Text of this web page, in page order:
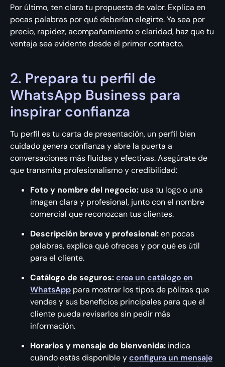
Por último, ten clara tu propuesta de valor. Explica en
pocas palabras por qué deberían elegirte. Ya sea por
precio, rapidez, acompañamiento o claridad, haz que tu
ventaja sea evidente desde el primer contacto.
2. Prepara tu perfil de
WhatsApp Business para
inspirar confianza
Tu perfil es tu carta de presentación, un perfil bien
cuidado genera confianza y abre la puerta a
conversaciones más fluidas y efectivas. Asegúrate de
que transmita profesionalismo y credibilidad:
Foto y nombre del negocio: usa tu logo o una
imagen clara y profesional, junto con el nombre
comercial que reconozcan tus clientes.
Descripción breve y profesional:en pocas
palabras, explica qué ofreces y por qué es útil
para el cliente.
Catálogo de seguros:crea un catálogo en
WhatsApp para mostrar los tipos de pólizas que
vendes y sus beneficios principales para que el
cliente pueda revisarlos sin pedir más
información.
Horarios y mensaje de bienvenida: indica
cuándo estás disponible yconfigura un mensaje